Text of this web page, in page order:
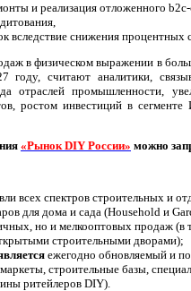
и реализация отложенного
вследствие снижения процентных
в физическом выражении в
году, считают аналитики,
отраслей промышленности,
ростом инвестиций в
«Рынок DIY России» можно
всех спектров строительных и
для дома и сада (Household и
но и мелкооптовых продаж (в
строительными дворами);
ежегодно обновляемый и
строительные базы,
ритейлеров DIY).